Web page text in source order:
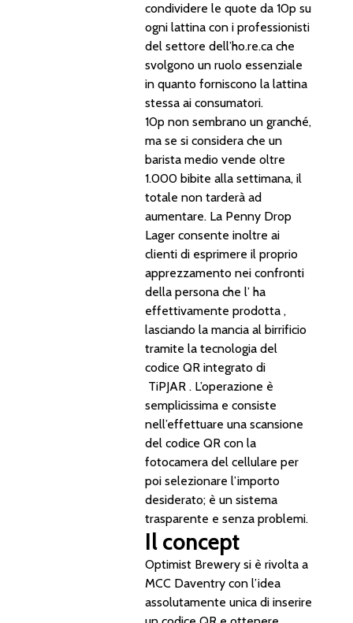
condividere le quote da 10p su
ogni lattina con i professionisti
del settore dell’ho.re.ca che
svolgono un ruolo essenziale
in quanto forniscono la lattina
stessa ai consumatori.
10p non sembrano un granché,
ma se si considera che un
barista medio vende oltre
1.000 bibite alla settimana, il
totale non tarderà ad
aumentare. La Penny Drop
Lager consente inoltre ai
clienti di esprimere il proprio
apprezzamento nei confronti
della persona che l’ ha
effettivamente prodotta ,
lasciando la mancia al birrificio
tramite la tecnologia del
codice QR integrato di
TiPJAR . L’operazione è
semplicissima e consiste
nell’effettuare una scansione
del codice QR con la
fotocamera del cellulare per
poi selezionare l’importo
desiderato; è un sistema
trasparente e senza problemi.
Il concept
Optimist Brewery si è rivolta a
MCC Daventry con l’idea
assolutamente unica di inserire